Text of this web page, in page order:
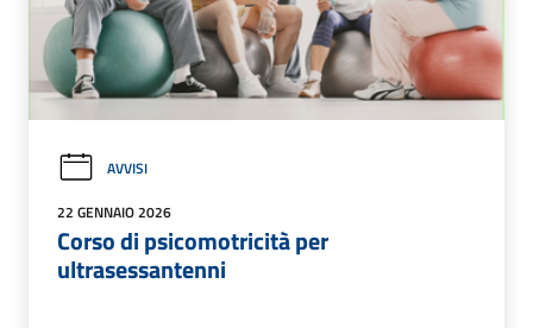
AVVISI
22 GENNAIO 2026
Corso di psicomotricità per
ultrasessantenni